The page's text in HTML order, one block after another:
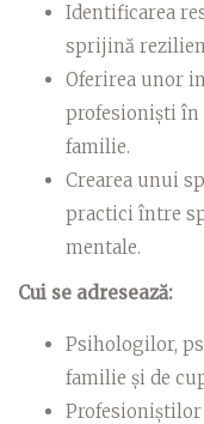
Identificarea
sprijină
Oferirea unor
profesioniști în
familie.
Crearea unui
practici între
mentale.
Cui se adresează:
Psihologilor,
familie și de